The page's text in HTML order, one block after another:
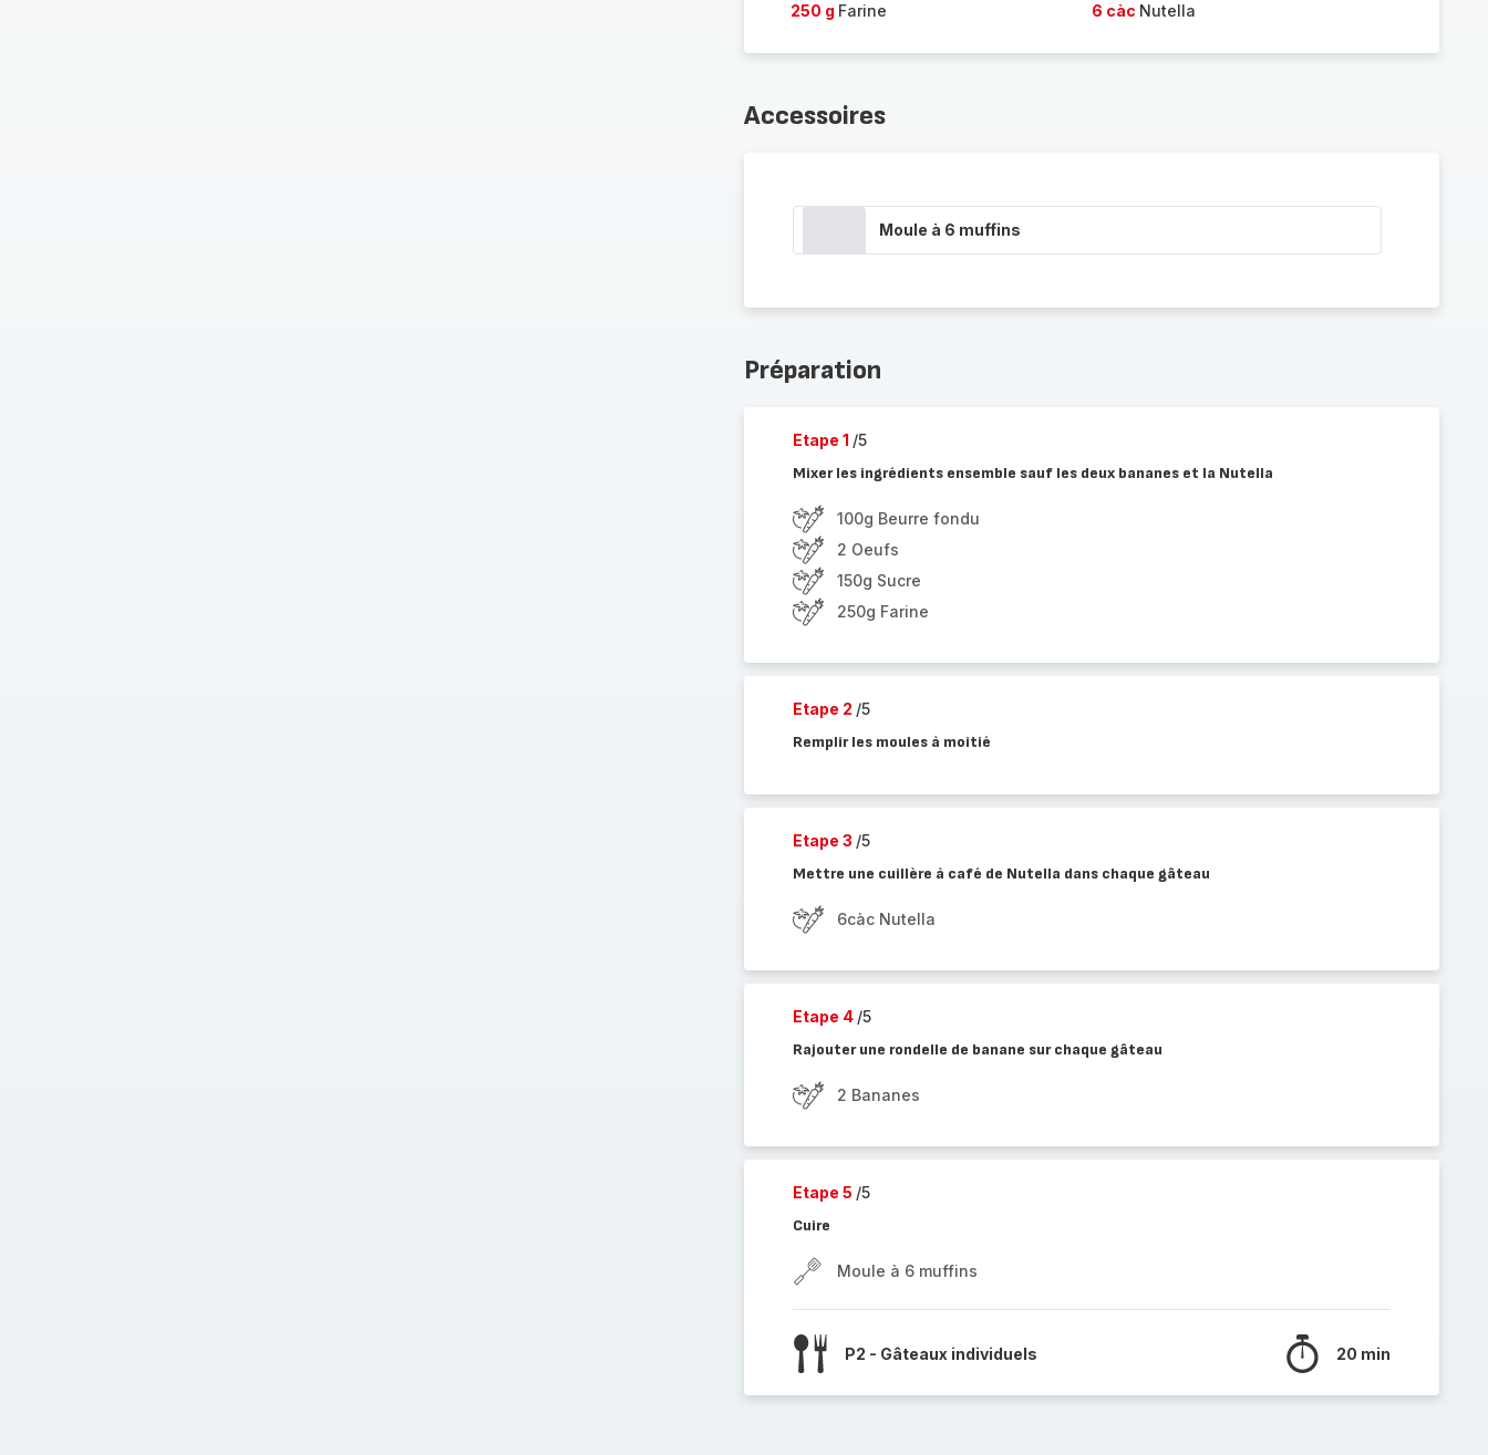
250 g Farine 6 càc Nutella
Accessoires
Moule à 6 muffins
Préparation
Etape 1 /5
Mixer les ingrédients ensemble sauf les deux bananes et la Nutella
100g Beurre fondu
2 Oeufs
150g Sucre
250g Farine
Etape 2 /5
Remplir les moules à moitié
Etape 3 /5
Mettre une cuillère à café de Nutella dans chaque gâteau
6càc Nutella
Etape 4 /5
Rajouter une rondelle de banane sur chaque gâteau
2 Bananes
Etape 5 /5
Cuire
Moule à 6 muffins
P2 - Gâteaux individuels 20 min